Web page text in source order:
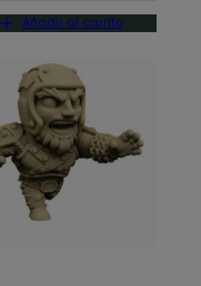
Añadir al carrito